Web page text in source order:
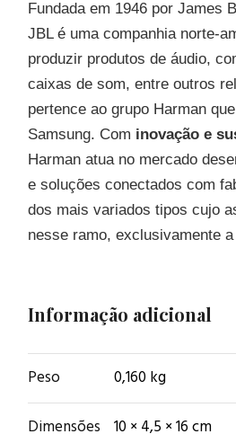
Fundada em 1946 por James
JBL é uma companhia norte-
produzir produtos de áudio,
caixas de som, entre outros
pertence ao grupo Harman
Samsung. Com inovação e
Harman atua no mercado
e soluções conectados com
dos mais variados tipos cujo
nesse ramo, exclusivamente
Informação adicional
Peso 0,160 kg
Dimensões 10 × 4,5 × 16 cm